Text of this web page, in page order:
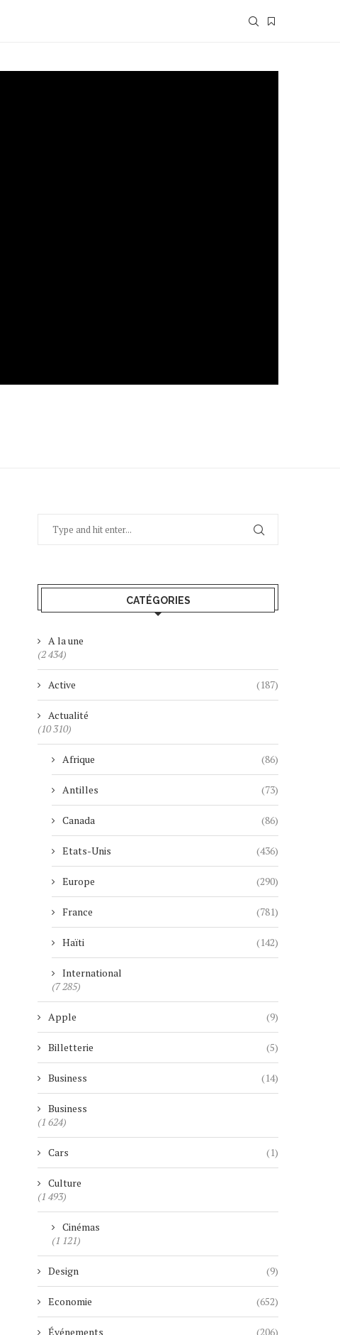
CATÉGORIES
A la une
(2 434)
Active (187)
Actualité
(10 310)
Afrique (86)
Antilles (73)
Canada (86)
Etats-Unis (436)
Europe (290)
France (781)
Haïti (142)
International
(7 285)
Apple (9)
Billetterie (5)
Business (14)
Business
(1 624)
Cars (1)
Culture
(1 493)
Cinémas
(1 121)
Design (9)
Economie (652)
Événements (206)